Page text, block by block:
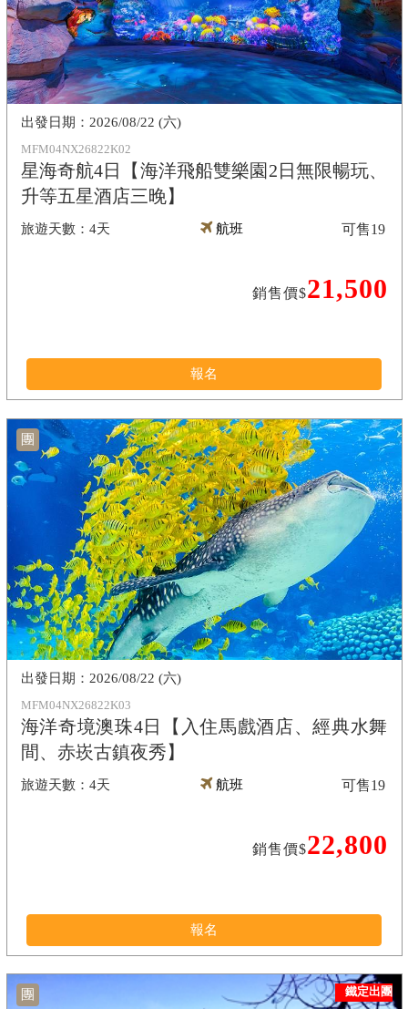
MFM04NX26822K02
星海奇航4日【海洋飛船雙樂園2日無限暢玩、
升等五星酒店三晚】
4天
2026/08/22 (六)
航班
銷售價$21,500
可售19
報名
團
MFM04NX26822K03
海洋奇境澳珠4日【入住馬戲酒店、經典水舞
間、赤崁古鎮夜秀】
4天
2026/08/22 (六)
航班
銷售價$22,800
可售19
報名
團 鐵定出團